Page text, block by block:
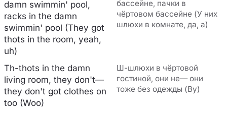
damn swimmin' pool,
racks in the damn
swimmin' pool (They got
thots in the room, yeah,
uh)
бассейне, пачки в
чёртовом бассейне (У них
шлюхи в комнате, да, а)
Th-thots in the damn
living room, they don't—
they don't got clothes on
too (Woo)
Ш-шлюхи в чёртовой
гостиной, они не— они
тоже без одежды (Ву)